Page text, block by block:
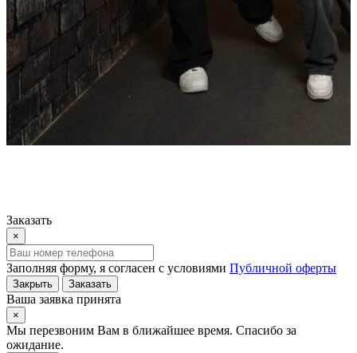
Заказать
×
Заполняя форму, я согласен с условиями Публичной оферты
Закрыть Заказать
Ваша заявка принята
×
Мы перезвоним Вам в ближайшее время. Спасибо за
ожидание.